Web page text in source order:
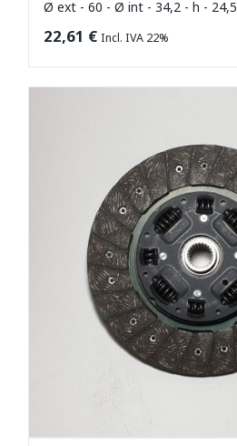
Ø ext - 60 - Ø int - 34,2 - h - 24,5
22,61 € Incl. IVA 22%